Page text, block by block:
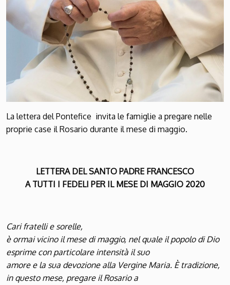
La lettera del Pontefice invita le famiglie a pregare nelle
proprie case il Rosario durante il mese di maggio.
LETTERA DEL SANTO PADRE FRANCESCO
A TUTTI I FEDELI PER IL MESE DI MAGGIO 2020
Cari fratelli e sorelle,
è ormai vicino il mese di maggio, nel quale il popolo di Dio
esprime con particolare intensità il suo
amore e la sua devozione alla Vergine Maria. È tradizione,
in questo mese, pregare il Rosario a